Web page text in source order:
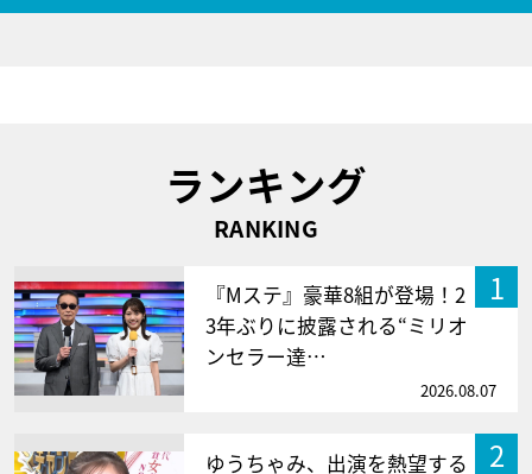
ランキング
RANKING
1
『Mステ』豪華8組が登場！2
3年ぶりに披露される“ミリオ
ンセラー達…
2026.08.07
2
ゆうちゃみ、出演を熱望する